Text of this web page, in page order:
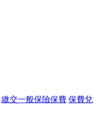
繳交一般保險保費 保費兌